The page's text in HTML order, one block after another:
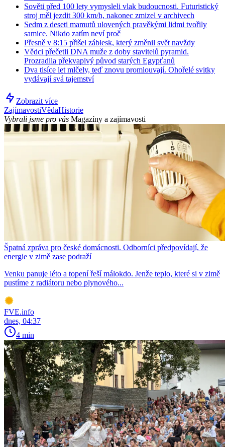
Sověti před 100 lety vymysleli vlak budoucnosti. Futuristický
stroj měl jezdit 300 km/h, nakonec zmizel v archivech
Sedm z deseti mamutů ulovených pravěkými lidmi tvořily
samice. Nikdo zatím neví proč
Přesně v 8:15 přišel záblesk, který změnil svět navždy
Vědci přečetli DNA muže z doby stavitelů pyramid.
Prozradila překvapivý původ starých Egypťanů
Dva tisíce let mlčely, teď znovu promlouvají. Ohořelé svitky
vydávají svá tajemství
Zobrazit více
ZajímavostiVědaHistorie
Vybrali jsme pro vás Magazíny a zajímavosti
Špatná zpráva pro české domácnosti. Odborníci předpovídají, že
energie v zimě zase podraží
Venku panuje léto a topení řeší málokdo. Jenže teplo, které si v zimě
pustíme z radiátoru nebo plynového...
FVE.info
dnes, 04:37
4 min